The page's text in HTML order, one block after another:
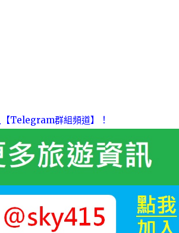
【Telegram群組頻道】 ！